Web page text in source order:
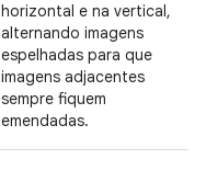
horizontal e na vertical,
alternando imagens
espelhadas para que
imagens adjacentes
sempre fiquem
emendadas.